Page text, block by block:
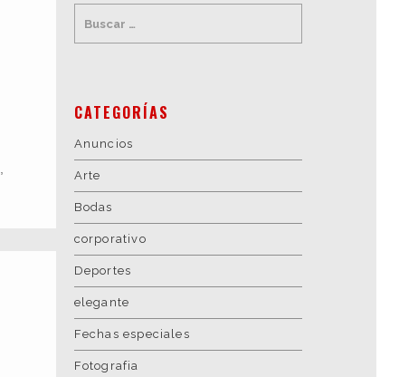
CATEGORÍAS
Anuncios
Arte
Bodas
corporativo
Deportes
elegante
Fechas especiales
Fotografia